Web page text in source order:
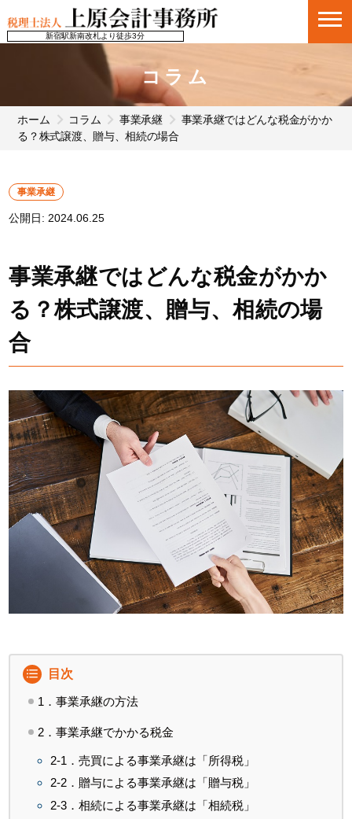
新宿駅新南改札より徒歩3分
コラム
ホーム コラム 事業承継
事業承継ではどんな税金がかか
る？株式譲渡、贈与、相続の場合
事業承継
公開日: 2024.06.25
事業承継ではどんな税金がかか
る？株式譲渡、贈与、相続の場
合
目次
1．事業承継の方法
2．事業承継でかかる税金
2-1．売買による事業承継は「所得税」
2-2．贈与による事業承継は「贈与税」
2-3．相続による事業承継は「相続税」